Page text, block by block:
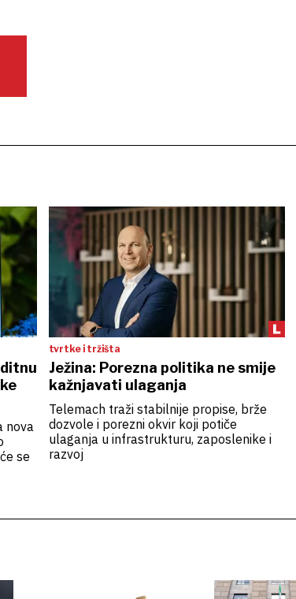
nova
se
tvrtke i tržišta
Ježina: Porezna politika ne smije
kažnjavati ulaganja
Telemach traži stabilnije propise, brže
dozvole i porezni okvir koji potiče
ulaganja u infrastrukturu, zaposlenike i
razvoj